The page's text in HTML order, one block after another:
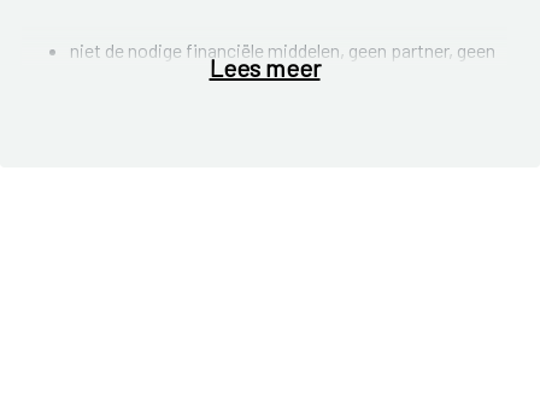
niet de nodige financiële middelen, geen partner, geen
steun van omgeving,….
Lees meer